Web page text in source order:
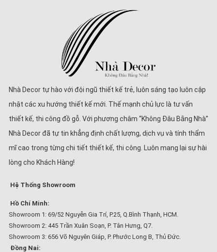
Nhà Decor tự hào với đội ngũ thiết kế trẻ, luôn sáng tạo luôn cập
nhật các xu hướng thiết kế mới. Thế mạnh chủ lực là tư vấn
thiết kế, thi công đồ gỗ. Với phương châm “Không Đâu Bằng Nhà”
Nhà Decor đã tự tin khẳng định chất lượng, dịch vụ và tính thẩm
mĩ cao trong từng chi tiết thiết kế, thi công. Luôn mang lại sự hài
lòng cho Khách Hàng!
Hệ Thống Showroom
Hồ Chí Minh:
Showroom 1: 69/52 Nguyễn Gia Trí, P.25, Q.Bình Thạnh, HCM.
Showroom 2: 445 Trần Xuân Soạn, P. Tân Hưng, Q7.
Showroom 3: 656 Võ Nguyên Giáp, P. Phước Long B, Thủ Đức.
Đồng Nai: